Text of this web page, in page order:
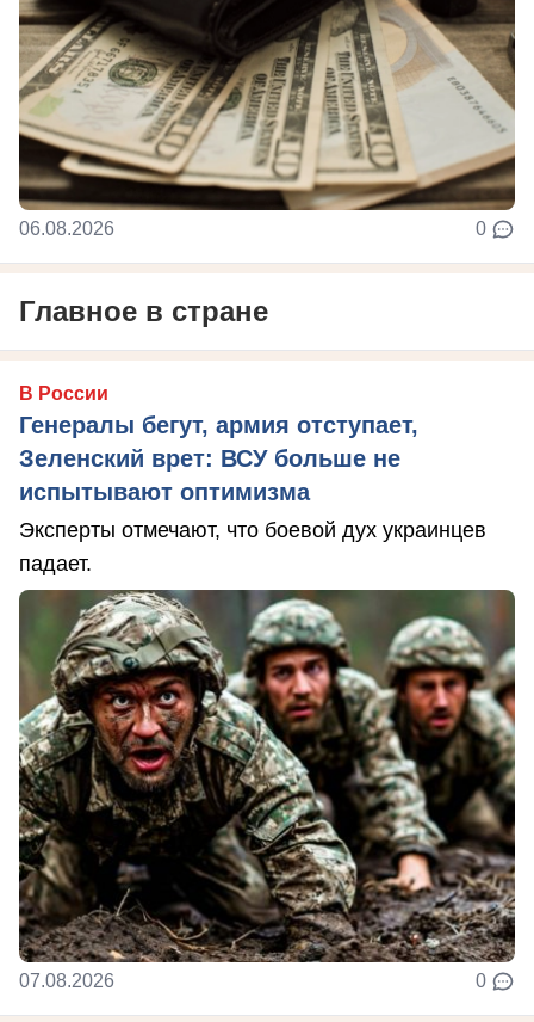
06.08.2026 0
Главное в стране
В России
Генералы бегут, армия отступает,
Зеленский врет: ВСУ больше не
испытывают оптимизма
Эксперты отмечают, что боевой дух украинцев
падает.
07.08.2026 0